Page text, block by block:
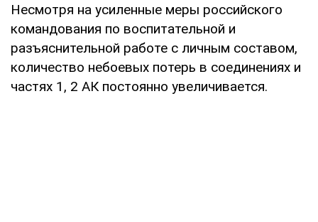
Несмотря на усиленные меры российского
командования по воспитательной и
разъяснительной работе с личным составом,
количество небоевых потерь в соединениях и
частях 1, 2 АК постоянно увеличивается.